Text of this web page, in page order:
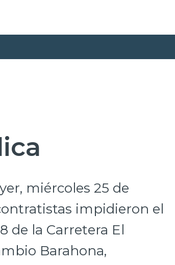
miércoles 25 de
impidieron el
de la Carretera El
Barahona,